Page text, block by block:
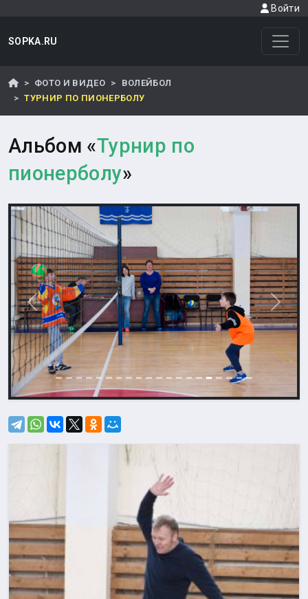
Войти
SOPKA.RU
ФОТО И ВИДЕО
ВОЛЕЙБОЛ
ТУРНИР ПО ПИОНЕРБОЛУ
Альбом «Турнир по
пионерболу»
Назад